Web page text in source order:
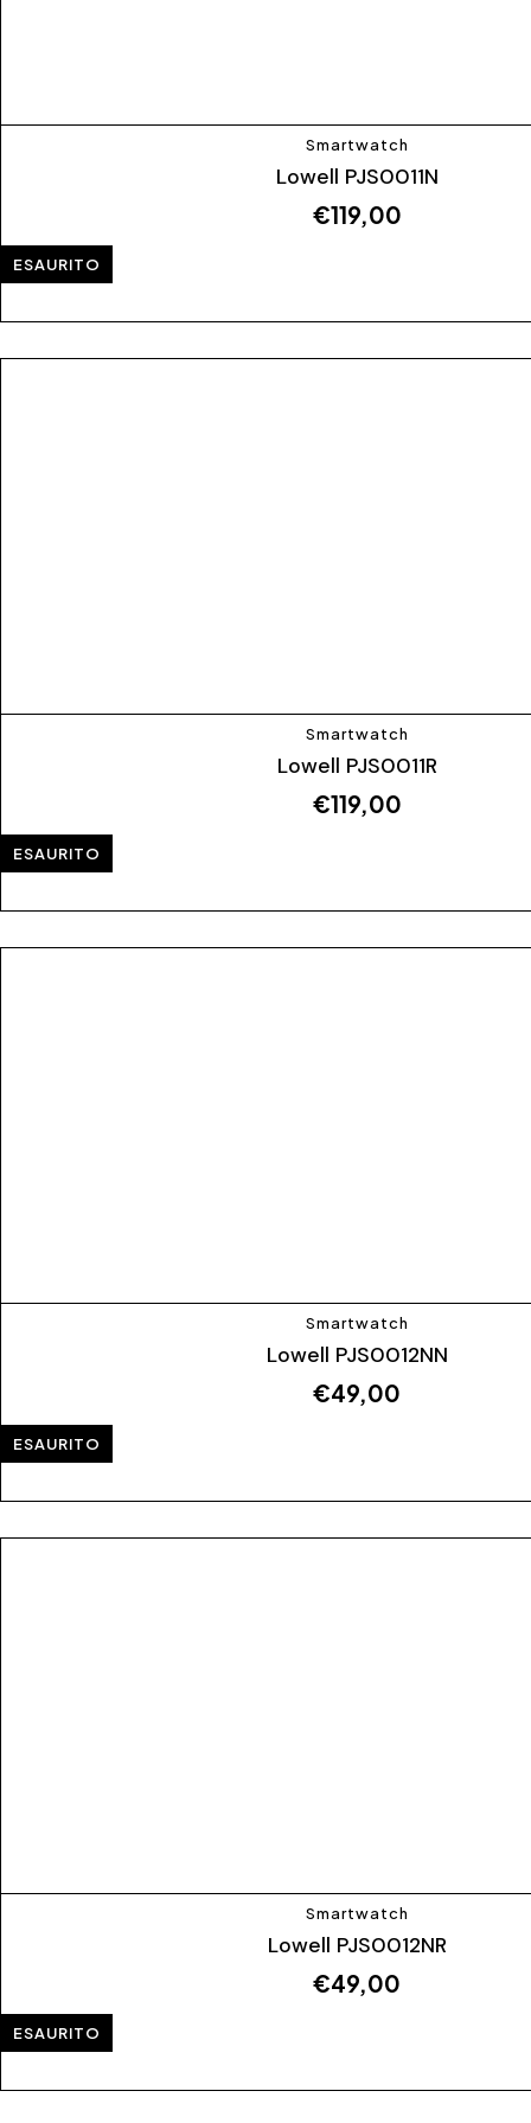
Smartwatch
Lowell PJS0011N
€119,00
ESAURITO
Smartwatch
Lowell PJS0011R
€119,00
ESAURITO
Smartwatch
Lowell PJS0012NN
€49,00
ESAURITO
Smartwatch
Lowell PJS0012NR
€49,00
ESAURITO